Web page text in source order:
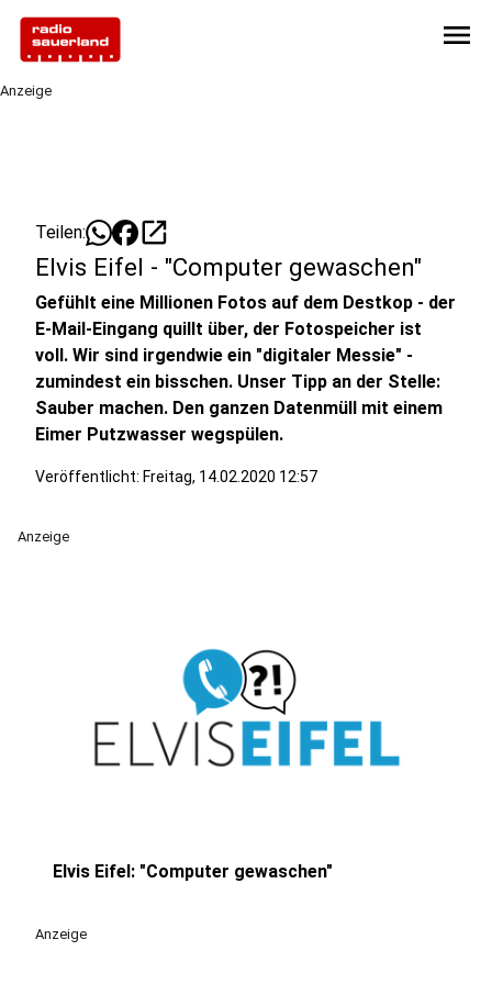
menu
Anzeige
Teilen: open_in_new
Elvis Eifel - "Computer gewaschen"
Gefühlt eine Millionen Fotos auf dem Destkop - der
E-Mail-Eingang quillt über, der Fotospeicher ist
voll. Wir sind irgendwie ein "digitaler Messie" -
zumindest ein bisschen. Unser Tipp an der Stelle:
Sauber machen. Den ganzen Datenmüll mit einem
Eimer Putzwasser wegspülen.
Veröffentlicht: Freitag, 14.02.2020 12:57
Anzeige
Elvis Eifel: "Computer gewaschen"
Anzeige